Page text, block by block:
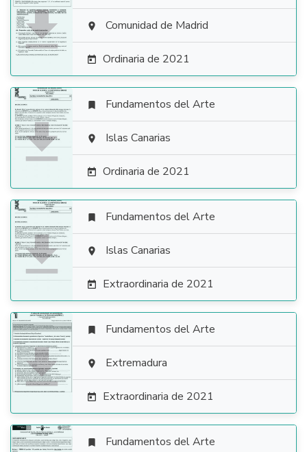
  Comunidad de Madrid
 Ordinaria de 2021

 Fundamentos del Arte
 Islas Canarias
 Ordinaria de 2021

 Fundamentos del Arte
 Islas Canarias
 Extraordinaria de 2021

 Fundamentos del Arte
 Extremadura
 Extraordinaria de 2021
 Fundamentos del Arte